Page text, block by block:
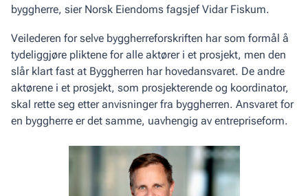
byggherre, sier Norsk Eiendoms fagsjef Vidar Fiskum.
Veilederen for selve byggherreforskriften har som formål å
tydeliggjøre pliktene for alle aktører i et prosjekt, men den
slår klart fast at Byggherren har hovedansvaret. De andre
aktørene i et prosjekt, som prosjekterende og koordinator,
skal rette seg etter anvisninger fra byggherren. Ansvaret for
en byggherre er det samme, uavhengig av entrepriseform.